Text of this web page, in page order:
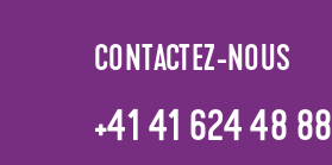
CONTACTEZ-NOUS
+41 41 624 48 88